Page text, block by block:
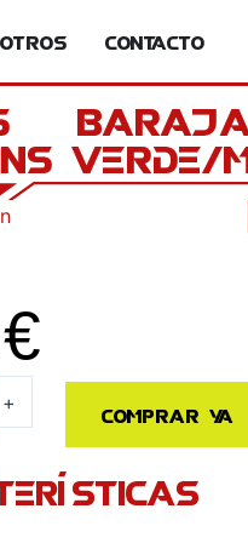
Contacto
–
VERDE/
€
+ Comprar ya